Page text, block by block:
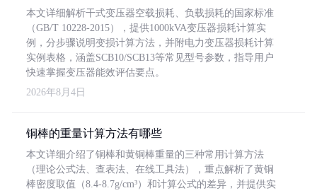
本文详细解析干式变压器空载损耗、负载损耗的国家标准
（GB/T 10228-2015），提供1000kVA变压器损耗计算实
例，分步骤说明变损计算方法，并附电力变压器损耗计算
实例表格，涵盖SCB10/SCB13等常见型号参数，指导用户
快速掌握变压器能效评估要点。
2026年8月4日
铜棒的重量计算方法有哪些
本文详细介绍了铜棒和黄铜棒重量的三种常用计算方法
（理论公式法、查表法、在线工具法），重点解析了黄铜
棒密度取值（8.4-8.7g/cm³）和计算公式的差异，并提供实